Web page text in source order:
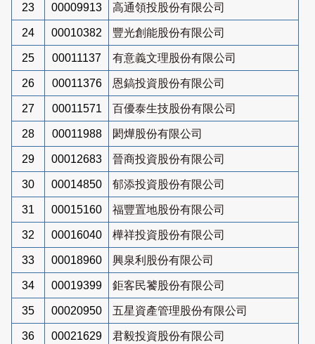
23 00009913 高通領投股份有限公司
24 00010382 豐光創能股份有限公司
25 00011137 有意義文理股份有限公司
26 00011376 恩鎬投資股份有限公司
27 00011571 百優泰生技股份有限公司
28 00011988 閎燁股份有限公司
29 00012683 晉商投資股份有限公司
30 00014850 郁添投資股份有限公司
31 00015160 福豐置地股份有限公司
32 00016040 樺祥投資股份有限公司
33 00018960 興泉利股份有限公司
34 00019399 鉅客民饕股份有限公司
35 00020950 五星資產管理股份有限公司
36 00021629 君毅投資股份有限公司